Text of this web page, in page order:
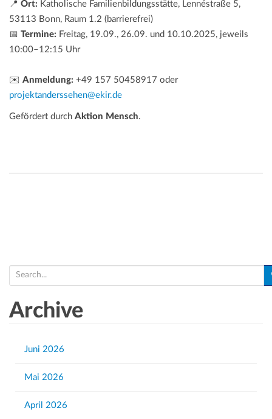
📍 Ort: Katholische Familienbildungsstätte, Lennéstraße 5,
53113 Bonn, Raum 1.2 (barrierefrei)
📅 Termine: Freitag, 19.09., 26.09. und 10.10.2025, jeweils
10:00–12:15 Uhr
✉️ Anmeldung: +49 157 50458917 oder
projektanderssehen@ekir.de
Gefördert durch Aktion Mensch.
e
rArchive
Juni 2026
Mai 2026
April 2026